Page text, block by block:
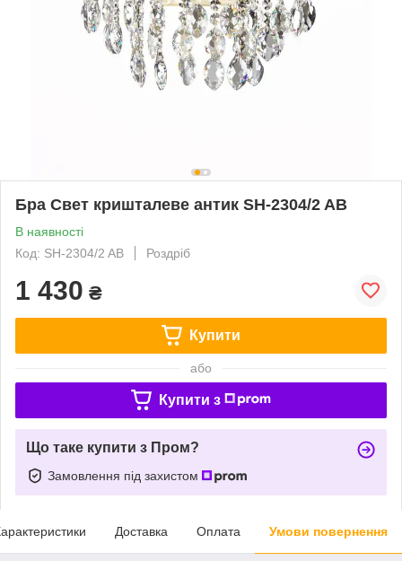
Бра Свет кришталеве антик SH-2304/2 AB
В наявності
Код: SH-2304/2 AB
Роздріб
1 430 ₴
Купити
або
Купити з
Що таке купити з Пром?
Замовлення під захистом
Доставка Оплата Умови повернення